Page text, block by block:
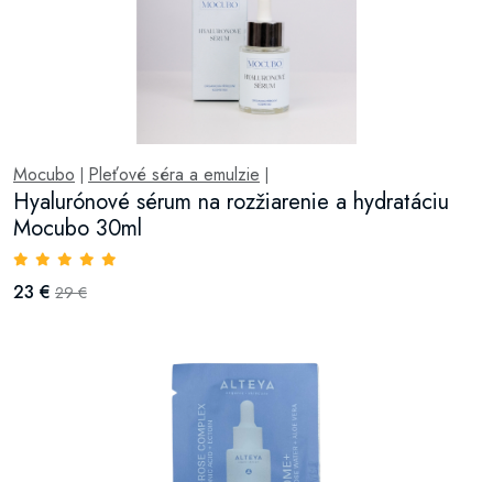
Mocubo | Pleťové séra a emulzie |
Hyalurónové sérum na rozžiarenie a hydratáciu
Mocubo 30ml
23 € 29 €